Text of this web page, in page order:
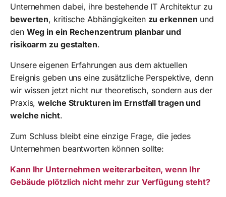
Unternehmen dabei, ihre bestehende IT Architektur zu
bewerten, kritische Abhängigkeiten zu erkennen und
den Weg in ein Rechenzentrum planbar und
risikoarm zu gestalten.
Unsere eigenen Erfahrungen aus dem aktuellen
Ereignis geben uns eine zusätzliche Perspektive, denn
wir wissen jetzt nicht nur theoretisch, sondern aus der
Praxis,welche Strukturen im Ernstfall tragen und
welche nicht.
Zum Schluss bleibt eine einzige Frage, die jedes
Unternehmen beantworten können sollte:
Kann Ihr Unternehmen weiterarbeiten, wenn Ihr
Gebäude plötzlich nicht mehr zur Verfügung steht?